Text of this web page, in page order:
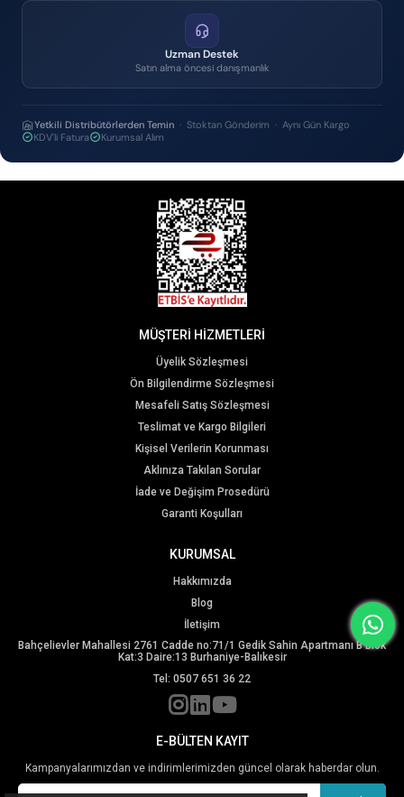
Uzman Destek
Satın alma öncesi danışmanlık
Yetkili Distribütörlerden Temin · Stoktan Gönderim · Aynı Gün Kargo
KDV'li Fatura
Kurumsal Alım
MÜŞTERİ HİZMETLERİ
Üyelik Sözleşmesi
Ön Bilgilendirme Sözleşmesi
Mesafeli Satış Sözleşmesi
Teslimat ve Kargo Bilgileri
Kişisel Verilerin Korunması
Aklınıza Takılan Sorular
İade ve Değişim Prosedürü
Garanti Koşulları
KURUMSAL
Hakkımızda
Blog
İletişim
Bahçelievler Mahallesi 2761 Cadde no:71/1 Gedik Sahin Apartmanı B Blok
Kat:3 Daire:13 Burhaniye-Balıkesir
Tel: 0507 651 36 22
E-BÜLTEN KAYIT
Kampanyalarımızdan ve indirimlerimizden güncel olarak haberdar olun.